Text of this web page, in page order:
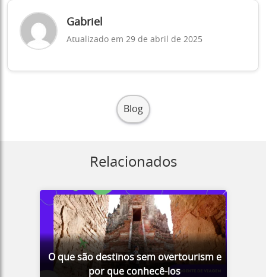
Gabriel
Atualizado em 29 de abril de 2025
Blog
Relacionados
O que são destinos sem overtourism e
por que conhecê-los